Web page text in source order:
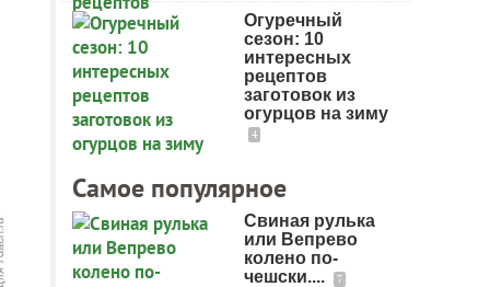
Огуречный
сезон: 10
интересных
рецептов
заготовок из
огурцов на зиму
4
Самое популярное
Свиная рулька
или Вепрево
колено по-
чешски....
7